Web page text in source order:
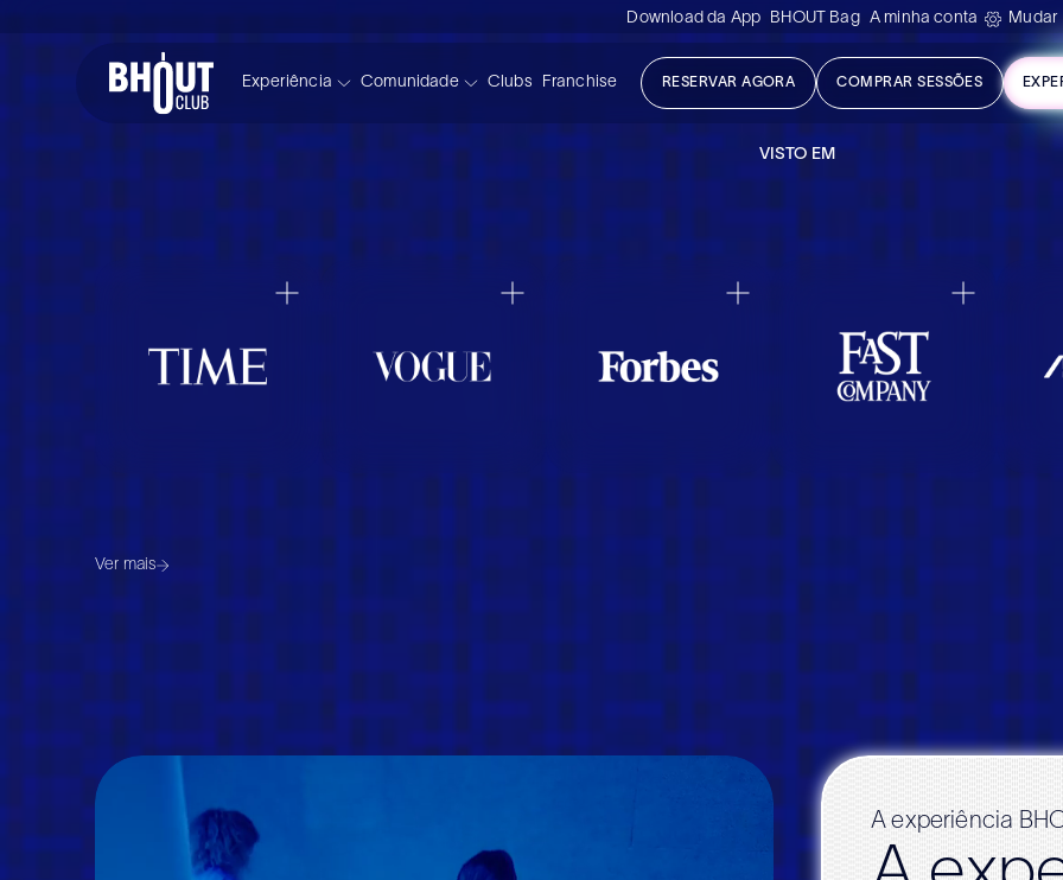
Download da App BHOUT Bag A minha conta Mudar
Experiência Comunidade Clubs Franchise RESERVAR AGORA COMPRAR SESSÕES
VISTO EM
Ver mais
A experiência